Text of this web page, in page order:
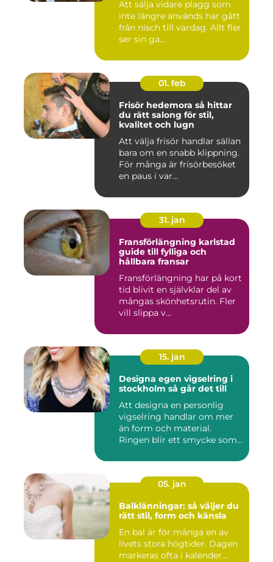
Att sälja vidare plagg som
inte längre används har gått
från nisch till vardag. Allt fler
ser sin ga...
01. feb
Frisör hedemora så hittar
du rätt salong för stil,
kvalitet och lugn
Att välja frisör handlar sällan
bara om en snabb klippning.
För många är frisörbesöket
en paus i var...
31. jan
Fransförlängning karlstad
guide till fylliga och
hållbara fransar
Fransförlängning har på kort
tid blivit en självklar del av
mångas skönhetsrutin. Fler
vill slippa v...
15. jan
Designa egen vigselring i
stockholm så går det till
Att designa en personlig
vigselring handlar om mer
än form och material.
Ringen blir ett smycke som
05. jan
Balklänningar: så väljer du
rätt stil, form och känsla
En bal är för många en av
livets stora högtider. Dagen
markeras ofta i kalender...